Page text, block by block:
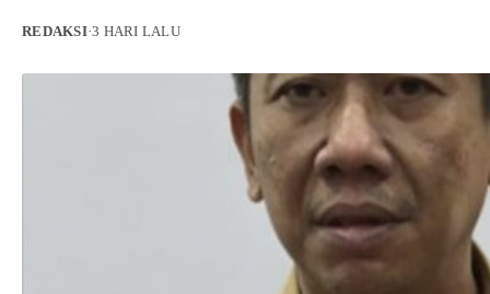
REDAKSI·3 HARI LALU